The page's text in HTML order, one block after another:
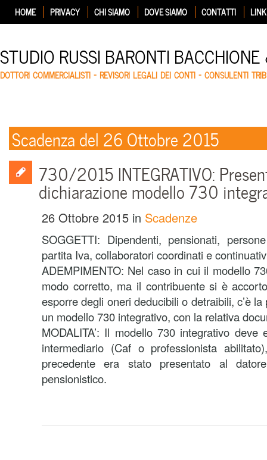
HOME PRIVACY CHI SIAMO DOVE SIAMO CONTATTI LINK
STUDIO RUSSI BARONTI
DOTTORI COMMERCIALISTI – REVISORI LEGALI DEI CONTI – CONSULENTI
Scadenza del 26 Ottobre 2015
730/2015 INTEGRATIVO:
dichiarazione modello 730
26 Ottobre 2015 in Scadenze
SOGGETTI: Dipendenti, pensionati,
partita Iva, collaboratori coordinati e
ADEMPIMENTO: Nel caso in cui il modello
modo corretto, ma il contribuente si è
esporre degli oneri deducibili o detraibili, c’è
un modello 730 integrativo, con la relativa
MODALITA’: Il modello 730 integrativo
intermediario (Caf o professionista
precedente era stato presentato al
pensionistico.